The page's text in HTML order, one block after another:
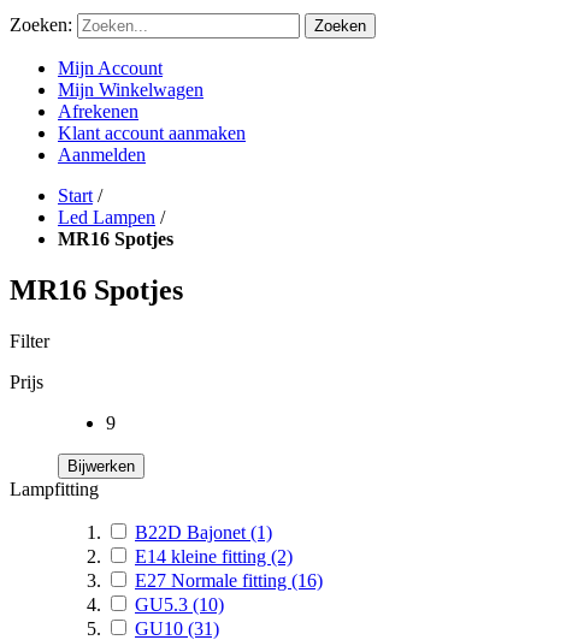
Zoeken: Zoeken
Mijn Account
Mijn Winkelwagen
Afrekenen
Klant account aanmaken
Aanmelden
Start /
Led Lampen /
MR16 Spotjes
MR16 Spotjes
Filter
Prijs
9
Bijwerken
Lampfitting
B22D Bajonet (1)
E14 kleine fitting (2)
E27 Normale fitting (16)
GU5.3 (10)
GU10 (31)